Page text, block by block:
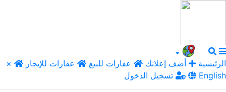
× الرئيسية أضف إعلانك عقارات للبيع
عقارات للإيجار
تسجيل الدخول
English